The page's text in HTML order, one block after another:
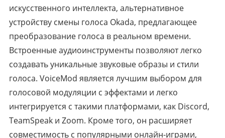
искусственного интеллекта, альтернативное
устройству смены голоса Okada, предлагающее
преобразование голоса в реальном времени.
Встроенные аудиоинструменты позволяют легко
создавать уникальные звуковые образы и стили
голоса. VoiceMod является лучшим выбором для
голосовой модуляции с эффектами и легко
интегрируется с такими платформами, как Discord,
TeamSpeak и Zoom. Кроме того, он расширяет
совместимость с популярными онлайн-играми,